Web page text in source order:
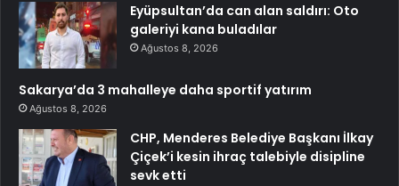
Eyüpsultan’da can alan saldırı: Oto
galeriyi kana buladılar
Ağustos 8, 2026
Sakarya’da 3 mahalleye daha sportif yatırım
Ağustos 8, 2026
CHP, Menderes Belediye Başkanı İlkay
Çiçek’i kesin ihraç talebiyle disipline
sevk etti